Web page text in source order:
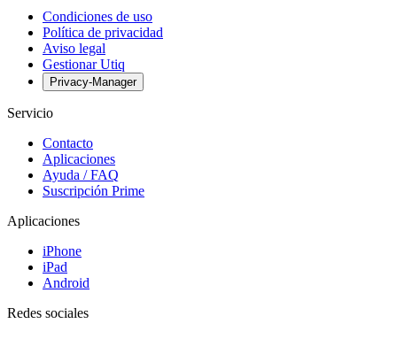
Condiciones de uso
Política de privacidad
Aviso legal
Gestionar Utiq
Privacy-Manager
Servicio
Contacto
Aplicaciones
Ayuda / FAQ
Suscripción Prime
Aplicaciones
iPhone
iPad
Android
Redes sociales